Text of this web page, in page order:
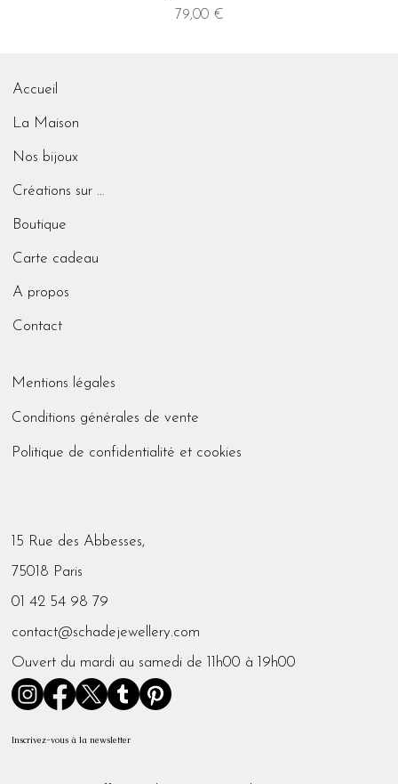
Prix
79,00 €
Accueil
La Maison
Nos bijoux
Créations sur mesure
Boutique
Carte cadeau
A propos
Contact
Mentions légales
Conditions générales de vente
Politique de confidentialité et cookies
15 Rue des Abbesses,
75018 Paris
01 42 54 98 79
contact@schadejewellery.com
Ouvert du mardi au samedi de 11h00 à 19h00
Inscrivez-vous à la newsletter